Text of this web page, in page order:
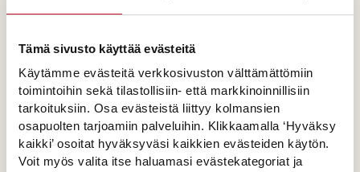
Tämä sivusto käyttää evästeitä
Käytämme evästeitä verkkosivuston välttämättömiin
toimintoihin sekä tilastollisiin- että markkinoinnillisiin
tarkoituksiin. Osa evästeistä liittyy kolmansien
osapuolten tarjoamiin palveluihin. Klikkaamalla ‘Hyväksy
kaikki’ osoitat hyväksyväsi kaikkien evästeiden käytön.
Voit myös valita itse haluamasi evästekategoriat ja